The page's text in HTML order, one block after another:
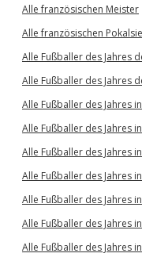
Alle französischen Meister
Alle französischen
Alle Fußballer des Jahres
Alle Fußballer des Jahres
Alle Fußballer des Jahres
Alle Fußballer des Jahres
Alle Fußballer des Jahres
Alle Fußballer des Jahres
Alle Fußballer des Jahres
Alle Fußballer des Jahres
Alle Fußballer des Jahres